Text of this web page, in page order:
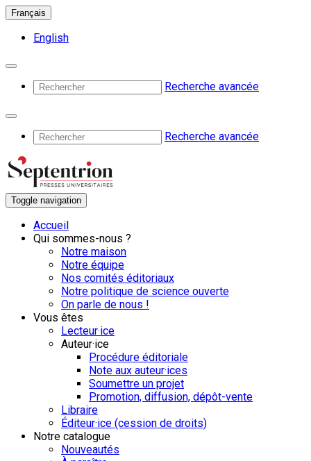
Français
English
Recherche avancée
Recherche avancée
Toggle navigation
Accueil
Qui sommes-nous ?
Notre maison
Notre équipe
Nos comités éditoriaux
Notre politique de science ouverte
On parle de nous !
Vous êtes
Lecteur·ice
Auteur·ice
Procédure éditoriale
Note aux auteur·ices
Soumettre un projet
Promotion, diffusion, dépôt-vente
Libraire
Éditeur·ice (cession de droits)
Notre catalogue
Nouveautés